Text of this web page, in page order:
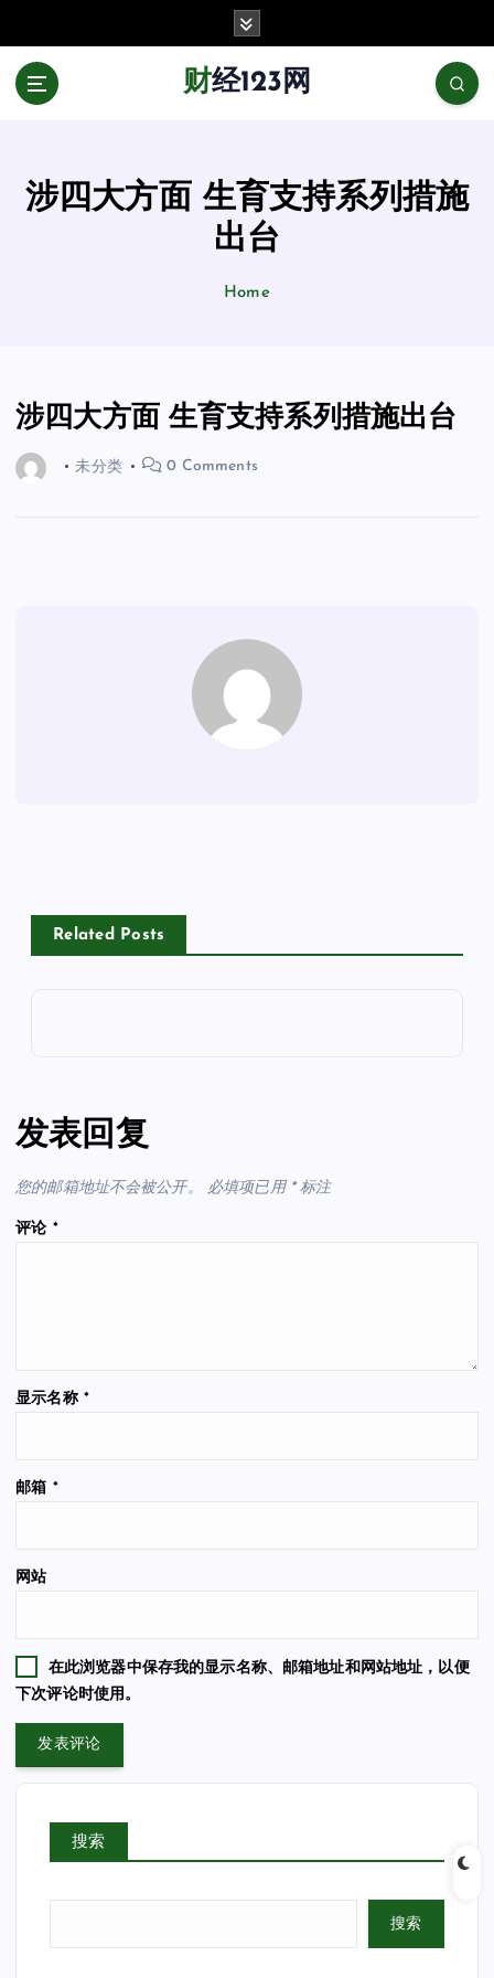
财经123网
涉四大方面 生育支持系列措施
出台
Home
涉四大方面 生育支持系列措施出台
未分类 0 Comments
Related Posts
发表回复
您的邮箱地址不会被公开。 必填项已用 *标注
评论 *
显示名称 *
邮箱 *
网站
在此浏览器中保存我的显示名称、邮箱地址和网站地址，以便
下次评论时使用。
搜索
搜索